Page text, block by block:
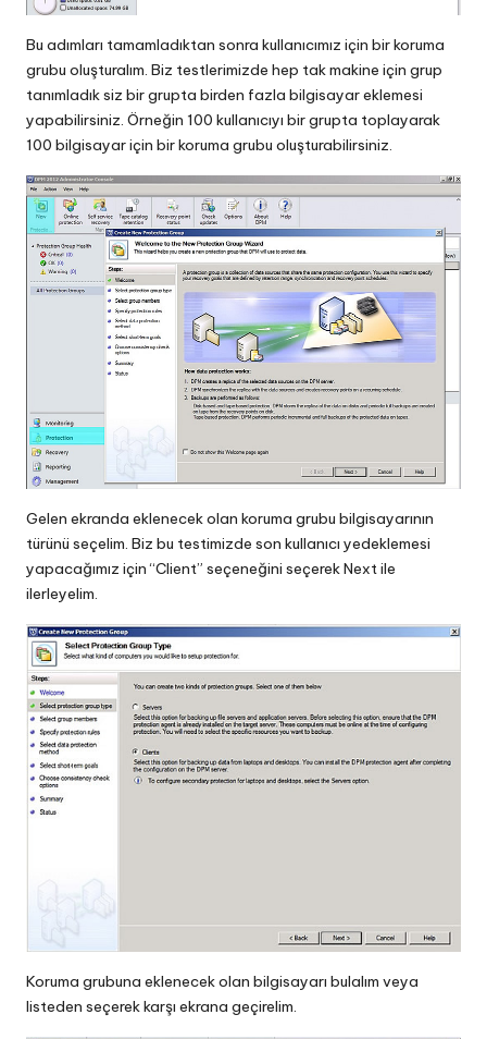
Bu adımları tamamladıktan sonra kullanıcımız için bir koruma
grubu oluşturalım. Biz testlerimizde hep tak makine için grup
tanımladık siz bir grupta birden fazla bilgisayar eklemesi
yapabilirsiniz. Örneğin 100 kullanıcıyı bir grupta toplayarak
100 bilgisayar için bir koruma grubu oluşturabilirsiniz.
Gelen ekranda eklenecek olan koruma grubu bilgisayarının
türünü seçelim. Biz bu testimizde son kullanıcı yedeklemesi
yapacağımız için “Client” seçeneğini seçerek Next ile
ilerleyelim.
Koruma grubuna eklenecek olan bilgisayarı bulalım veya
listeden seçerek karşı ekrana geçirelim.